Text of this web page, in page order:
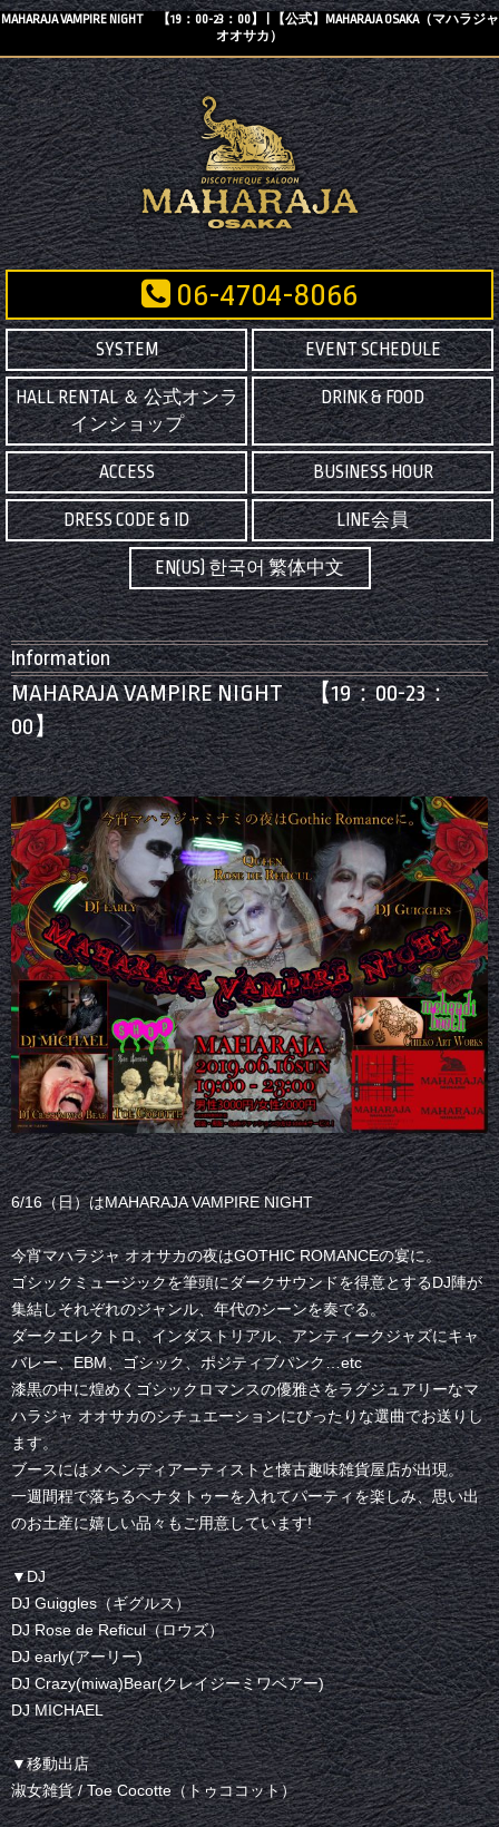
MAHARAJA VAMPIRE NIGHT 【19：00-23：00】 | 【公式】MAHARAJA OSAKA（マハラジャ
オオサカ）
06-4704-8066
SYSTEM EVENT SCHEDULE
HALL RENTAL ＆ 公式オンラ
インショップ
DRINK & FOOD
ACCESS BUSINESS HOUR
DRESS CODE & ID LINE会員
EN(US) 한국어 繁体中文
Information
MAHARAJA VAMPIRE NIGHT 【19：00-23：
00】
6/16（日）はMAHARAJA VAMPIRE NIGHT
今宵マハラジャ オオサカの夜はGOTHIC ROMANCEの宴に。
ゴシックミュージックを筆頭にダークサウンドを得意とするDJ陣が
集結しそれぞれのジャンル、年代のシーンを奏でる。
ダークエレクトロ、インダストリアル、アンティークジャズにキャ
バレー、EBM、ゴシック、ポジティブパンク…etc
漆黒の中に煌めくゴシックロマンスの優雅さをラグジュアリーなマ
ハラジャ オオサカのシチュエーションにぴったりな選曲でお送りし
ます。
ブースにはメヘンディアーティストと懐古趣味雑貨屋店が出現。
一週間程で落ちるヘナタトゥーを入れてパーティを楽しみ、思い出
のお土産に嬉しい品々もご用意しています!
▼DJ
DJ Guiggles（ギグルス）
DJ Rose de Reficul（ロウズ）
DJ early(アーリー)
DJ Crazy(miwa)Bear(クレイジーミワベアー)
DJ MICHAEL
▼移動出店
淑女雑貨 / Toe Cocotte（トゥココット）